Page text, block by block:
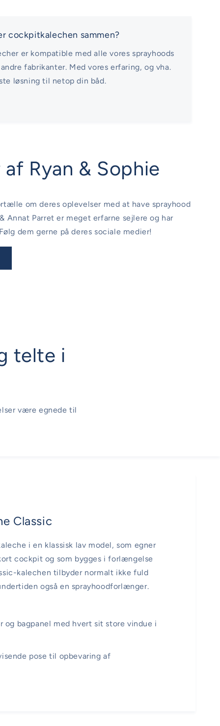
cockpitkalechen sammen?
er kompatible med alle vores sprayhoods
fabrikanter. Med vores erfaring, og vha.
løsning til netop din båd.
Ryan & Sophie
om deres oplevelser med at have sprayhood
Annat Parret er meget erfarne sejlere og har
dem gerne på deres sociale medier!
telte i
være egnede til
Classic
i en klassisk lav model, som egner
cockpit og som bygges i forlængelse
kalechen tilbyder normalt ikke fuld
også en sprayhoodforlænger.
og bagpanel med hvert sit store vindue i
pose til opbevaring af